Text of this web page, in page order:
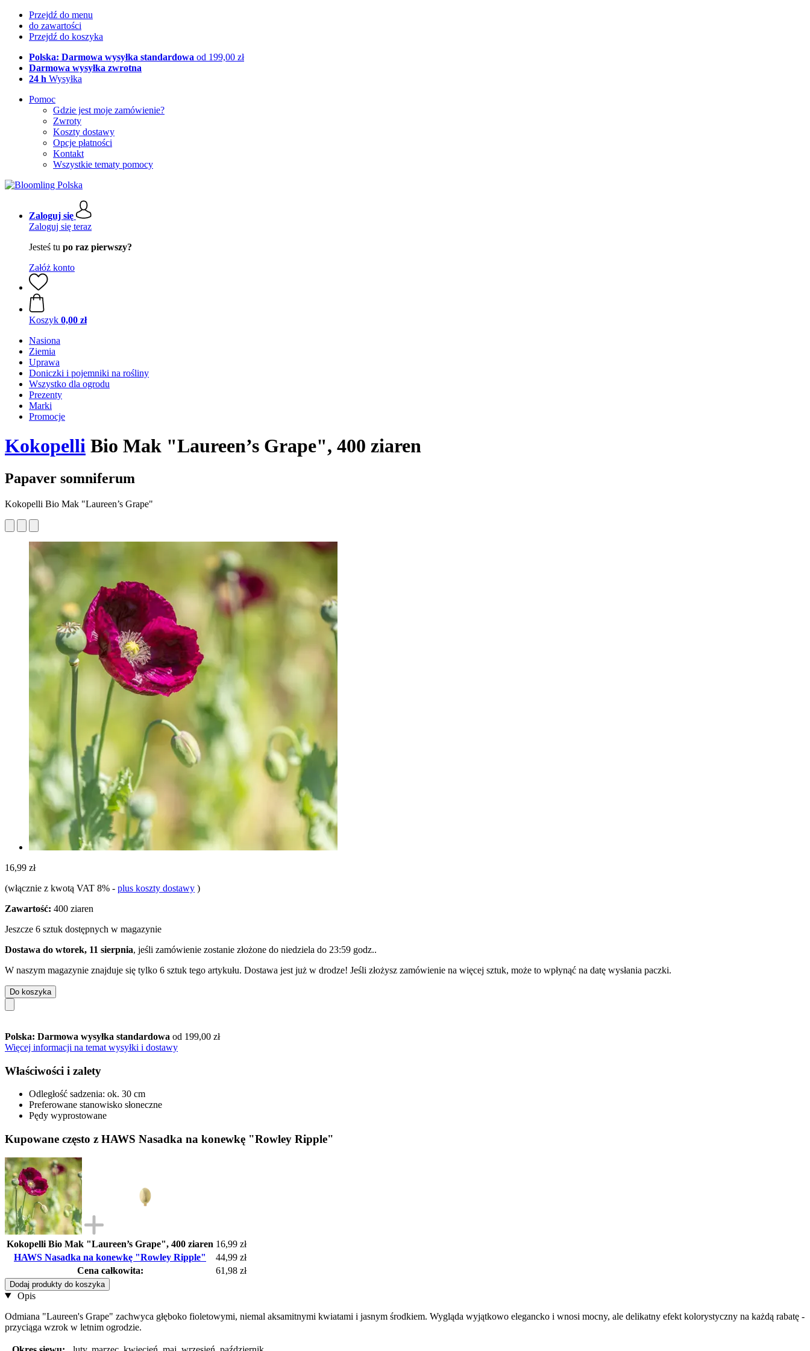
Przejdź do menu
do zawartości
Przejdź do koszyka
Polska: Darmowa wysyłka standardowa od 199,00 zł
Darmowa wysyłka zwrotna
24 h Wysyłka
Pomoc
Gdzie jest moje zamówienie?
Zwroty
Koszty dostawy
Opcje płatności
Kontakt
Wszystkie tematy pomocy
Zaloguj się
Zaloguj się teraz
Jesteś tu po raz pierwszy?
Załóż konto
Koszyk 0,00 zł
Nasiona
Ziemia
Uprawa
Doniczki i pojemniki na rośliny
Wszystko dla ogrodu
Prezenty
Marki
Promocje
Kokopelli Bio Mak "Laureen’s Grape", 400 ziaren
Papaver somniferum
Kokopelli Bio Mak "Laureen’s Grape"
16,99 zł
(włącznie z kwotą VAT 8% - plus koszty dostawy )
Zawartość: 400 ziaren
Jeszcze 6 sztuk dostępnych w magazynie
Dostawa do wtorek, 11 sierpnia, jeśli zamówienie zostanie złożone do niedziela do 23:59 godz..
W naszym magazynie znajduje się tylko 6 sztuk tego artykułu. Dostawa jest już w drodze! Jeśli złożysz zamówienie na więcej sztuk, może to wpłynąć na datę wysłania paczki.
Do koszyka
Polska: Darmowa wysyłka standardowa od 199,00 zł
Więcej informacji na temat wysyłki i dostawy
Właściwości i zalety
Odległość sadzenia: ok. 30 cm
Preferowane stanowisko słoneczne
Pędy wyprostowane
Kupowane często z HAWS Nasadka na konewkę "Rowley Ripple"
Kokopelli Bio Mak "Laureen’s Grape", 400 ziaren 16,99 zł
HAWS Nasadka na konewkę "Rowley Ripple"
44,99 zł
Cena całkowita:
61,98 zł
Dodaj produkty do koszyka
Opis
Odmiana "Laureen's Grape" zachwyca głęboko fioletowymi, niemal aksamitnymi kwiatami i jasnym środkiem. Wygląda wyjątkowo elegancko i wnosi mocny, ale delikatny efekt kolorystyczny na każdą rabatę -
przyciąga wzrok w letnim ogrodzie.